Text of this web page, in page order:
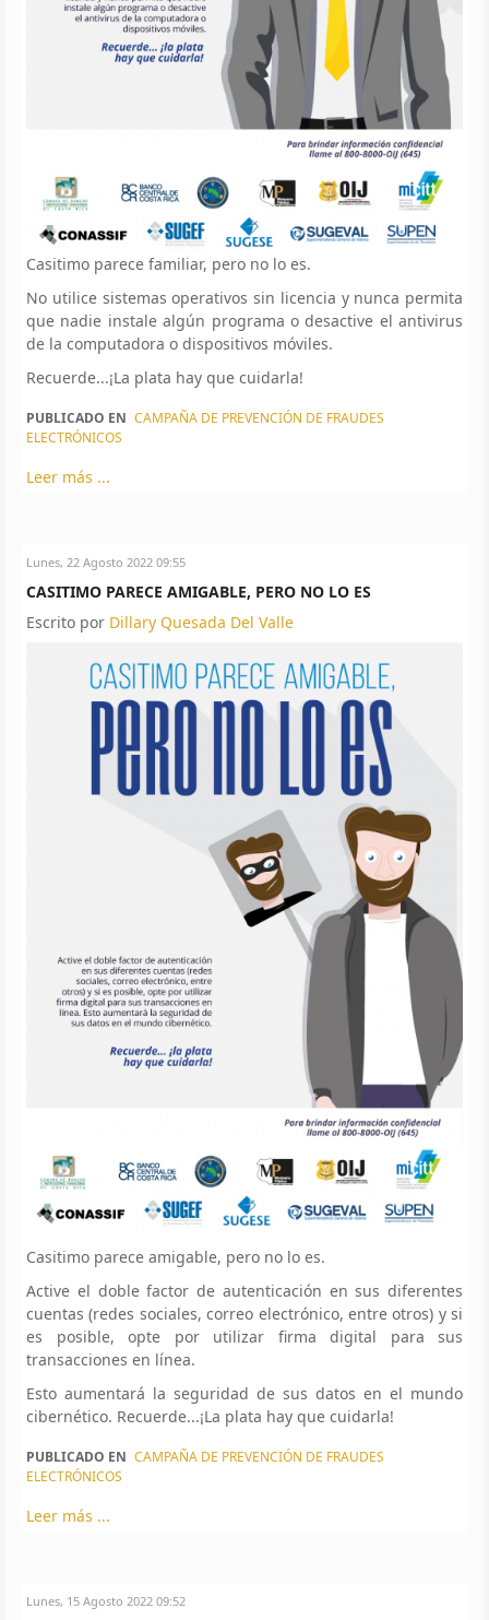
Casitimo parece familiar, pero no lo es.
No utilice sistemas operativos sin licencia y nunca permita
que nadie instale algún programa o desactive el antivirus
de la computadora o dispositivos móviles.
Recuerde...¡La plata hay que cuidarla!
PUBLICADO EN CAMPAÑA DE PREVENCIÓN DE FRAUDES
ELECTRÓNICOS
Leer más ...
Lunes, 22 Agosto 2022 09:55
CASITIMO PARECE AMIGABLE, PERO NO LO ES
Escrito por Dillary Quesada Del Valle
Casitimo parece amigable, pero no lo es.
Active el doble factor de autenticación en sus diferentes
cuentas (redes sociales, correo electrónico, entre otros) y si
es posible, opte por utilizar firma digital para sus
transacciones en línea.
Esto aumentará la seguridad de sus datos en el mundo
cibernético. Recuerde...¡La plata hay que cuidarla!
PUBLICADO EN CAMPAÑA DE PREVENCIÓN DE FRAUDES
ELECTRÓNICOS
Leer más ...
Lunes, 15 Agosto 2022 09:52